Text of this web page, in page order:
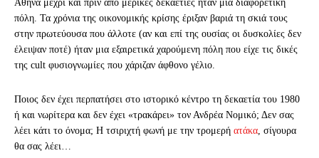
Αθήνα μέχρι και πριν από μερικές δεκαετίες ήταν μια διαφορετική
πόλη. Τα χρόνια της οικονομικής κρίσης έριξαν βαριά τη σκιά τους
στην πρωτεύουσα που άλλοτε (αν και επί της ουσίας οι δυσκολίες δεν
έλειψαν ποτέ) ήταν μια εξαιρετικά χαρούμενη πόλη που είχε τις δικές
της cult φυσιογνωμίες που χάριζαν άφθονο γέλιο.
Ποιος δεν έχει περπατήσει στο ιστορικό κέντρο τη δεκαετία του 1980
ή και νωρίτερα και δεν έχει «τρακάρει» τον Ανδρέα Νομικό; Δεν σας
λέει κάτι το όνομα; Η τσιριχτή φωνή με την τρομερή ατάκα, σίγουρα
θα σας λέει…